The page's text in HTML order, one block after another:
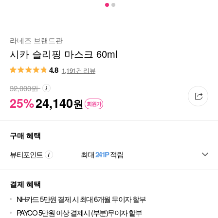
라네즈 브랜드관
시카 슬리핑 마스크 60ml
4.8 1,191건 리뷰
25%24,140원 회원가
32,000원
구매 혜택
뷰티포인트 최대241P적립
결제 혜택
NH카드 5만원 결제 시 최대 6개월 무이자 할부
PAYCO 5만원 이상 결제시 (부분)무이자 할부